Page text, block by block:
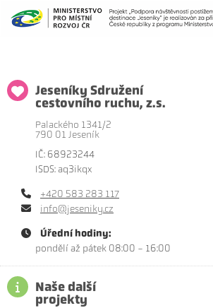
Jeseníky Sdružení
cestovního ruchu, z.s.
Palackého 1341/2
790 01 Jeseník
IČ: 68923244
ISDS: aq3ikqx
+420 583 283 117
info@jeseniky.cz
Úřední hodiny:
pondělí až pátek 08:00 - 16:00
Naše další
projekty